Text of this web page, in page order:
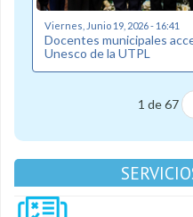
Viernes, Junio 19, 2026 - 16:41
Docentes municipales
Unesco de la UTPL
1 de 67